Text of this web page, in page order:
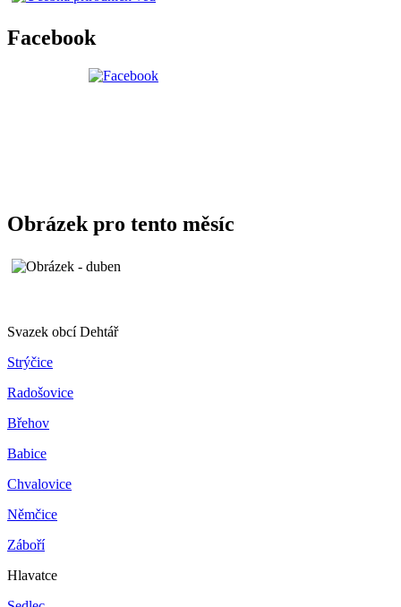
Facebook
Obrázek pro tento měsíc
Svazek obcí Dehtář
Strýčice
Radošovice
Břehov
Babice
Chvalovice
Němčice
Záboří
Hlavatce